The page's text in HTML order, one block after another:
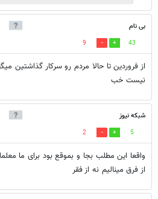
بی نام
43
9
از فروردین تا حالا مردم رو سرکار گذاشتین
نیست خب
شبکه نیوز
5
2
واقعا این مطلب بجا و بموقع بود برای ما
از فرق مینالیم نه از فقر